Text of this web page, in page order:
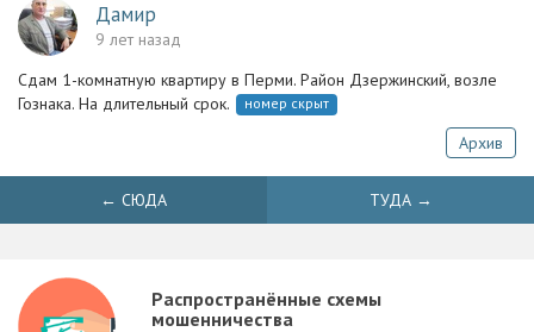
Дамир
9 лет назад
Сдам 1-комнатную квартиру в Перми. Район Дзержинский, возле
Гознака. На длительный срок.
номер скрыт
Архив
← СЮДА ТУДА →
Распространённые схемы
мошенничества